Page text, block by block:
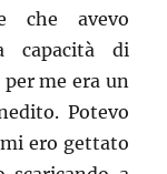
che avevo
capacità di
me era un
Potevo
ero gettato